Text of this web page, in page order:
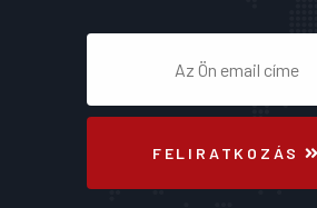
FELIRATKOZÁS